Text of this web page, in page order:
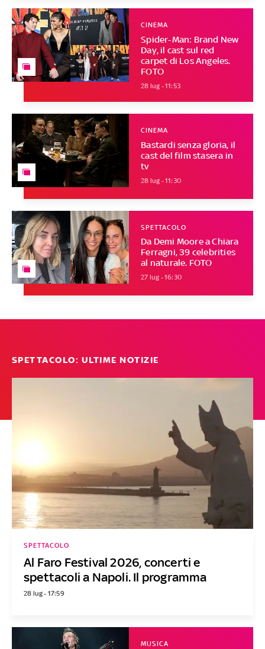
Spider-Man: Brand New
Day, il cast sul red
carpet di Los Angeles.
FOTO
CINEMA
28 lug - 11:53
Bastardi senza gloria, il
cast del film stasera in
tv
CINEMA
28 lug - 11:30
Da Demi Moore a Chiara
Ferragni, 39 celebrities
al naturale. FOTO
SPETTACOLO
27 lug - 16:30
SPETTACOLO: ULTIME NOTIZIE
Al Faro Festival 2026, concerti e
spettacoli a Napoli. Il programma
SPETTACOLO
28 lug - 17:59
MUSICA